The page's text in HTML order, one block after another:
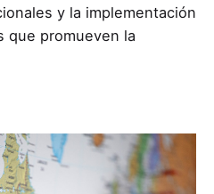
y la implementación
que promueven la